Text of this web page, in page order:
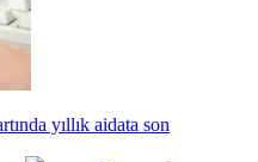
yıllık aidata son